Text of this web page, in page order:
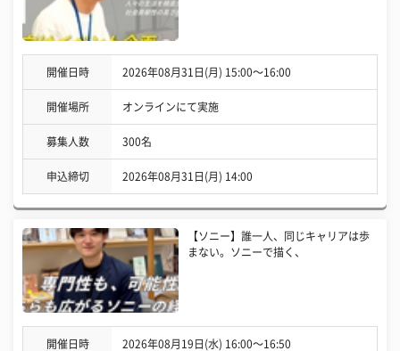
開催日時 2026年08月31日(月) 15:00〜16:00
開催場所 オンラインにて実施
募集人数 300名
申込締切 2026年08月31日(月) 14:00
【ソニー】誰一人、同じキャリアは歩
まない。ソニーで描く、
開催日時 2026年08月19日(水) 16:00〜16:50